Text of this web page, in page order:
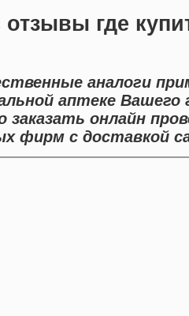
где
аналоги
аптеке Вашего
онлайн
фирм с доставкой